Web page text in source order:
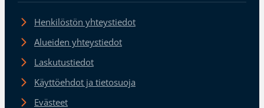
Henkilöstön yhteystiedot
Alueiden yhteystiedot
Laskutustiedot
Käyttöehdot ja tietosuoja
Evästeet